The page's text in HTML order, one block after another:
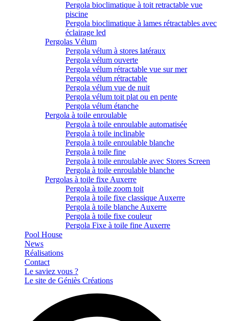
Pergola bioclimatique à toit retractable vue
piscine
Pergola bioclimatique à lames rétractables avec
éclairage led
Pergolas Vélum
Pergola vélum à stores latéraux
Pergola vélum ouverte
Pergola vélum rétractable vue sur mer
Pergola vélum rétractable
Pergola vélum vue de nuit
Pergola vélum toit plat ou en pente
Pergola vélum étanche
Pergola à toile enroulable
Pergola à toile enroulable automatisée
Pergola à toile inclinable
Pergola à toile enroulable blanche
Pergola à toile fine
Pergola à toile enroulable avec Stores Screen
Pergola à toile enroulable blanche
Pergolas à toile fixe Auxerre
Pergola à toile zoom toit
Pergola à toile fixe classique Auxerre
Pergola à toile blanche Auxerre
Pergola à toile fixe couleur
Pergola Fixe à toile fine Auxerre
Pool House
News
Réalisations
Contact
Le saviez vous ?
Le site de Géniès Créations